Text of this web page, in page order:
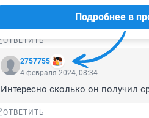
Потому что кто ворует по
ОТВЕТИТЬ
2757755
Подробнее в
4 февраля 2024, 08:34
Интересно сколько он получил
ОТВЕТИТЬ